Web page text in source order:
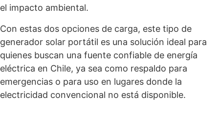
el impacto ambiental.
Con estas dos opciones de carga, este tipo de
generador solar portátil es una solución ideal para
quienes buscan una fuente confiable de energía
eléctrica en Chile, ya sea como respaldo para
emergencias o para uso en lugares donde la
electricidad convencional no está disponible.